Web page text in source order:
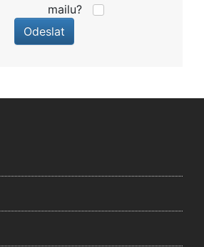
mailu?
Odeslat